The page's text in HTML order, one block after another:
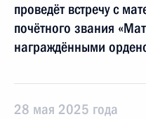
проведёт встречу с
почётного звания
награждёнными
28 мая 2025 года